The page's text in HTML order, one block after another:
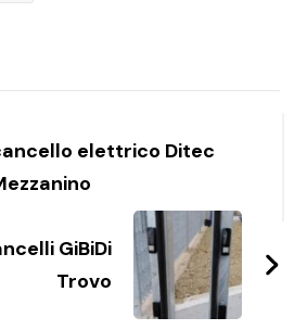
elettrico Ditec
GiBiDi
Trovo